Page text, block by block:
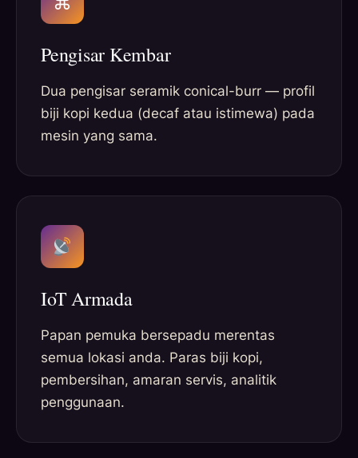
Pengisar Kembar
Dua pengisar seramik conical-burr — profil
biji kopi kedua (decaf atau istimewa) pada
mesin yang sama.
IoT Armada
Papan pemuka bersepadu merentas
semua lokasi anda. Paras biji kopi,
pembersihan, amaran servis, analitik
penggunaan.